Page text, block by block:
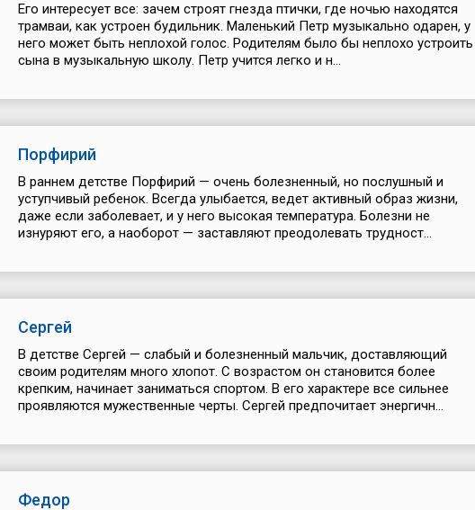
Его интересует все: зачем строят гнезда птички, где ночью находятся
трамваи, как устроен будильник. Маленький Петр музыкально одарен, у
него может быть неплохой голос. Родителям было бы неплохо устроить
сына в музыкальную школу. Петр учится легко и н...
Порфирий
В раннем детстве Порфирий — очень болезненный, но послушный и
уступчивый ребенок. Всегда улыбается, ведет активный образ жизни,
даже если заболевает, и у него высокая температура. Болезни не
изнуряют его, а наоборот — заставляют преодолевать трудност...
Сергей
В детстве Сергей — слабый и болезненный мальчик, доставляющий
своим родителям много хлопот. С возрастом он становится более
крепким, начинает заниматься спортом. В его характере все сильнее
проявляются мужественные черты. Сергей предпочитает энергичн...
Федор